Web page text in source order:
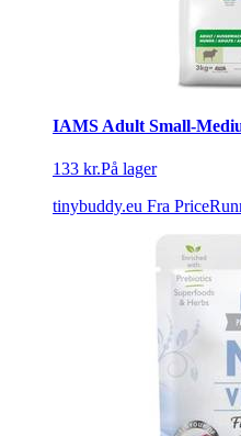
IAMS Adult Small-
133 kr.På lager
tinybuddy.eu Fra